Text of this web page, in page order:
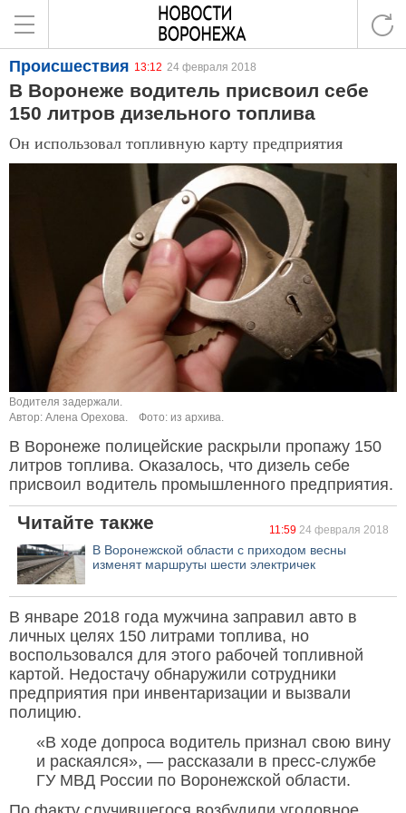
Происшествия 13:12 24 февраля 2018
В Воронеже водитель присвоил себе
150 литров дизельного топлива
Он использовал топливную карту предприятия
Водителя задержали.
Автор: Алена Орехова.
Фото: из архива.
В Воронеже полицейские раскрыли пропажу 150
литров топлива. Оказалось, что дизель себе
присвоил водитель промышленного предприятия.
Читайте также 11:59 24 февраля 2018
В Воронежской области с приходом весны
изменят маршруты шести электричек
В январе 2018 года мужчина заправил авто в
личных целях 150 литрами топлива, но
воспользовался для этого рабочей топливной
картой. Недостачу обнаружили сотрудники
предприятия при инвентаризации и вызвали
полицию.
«В ходе допроса водитель признал свою вину
и раскаялся», — рассказали в пресс-службе
ГУ МВД России по Воронежской области.